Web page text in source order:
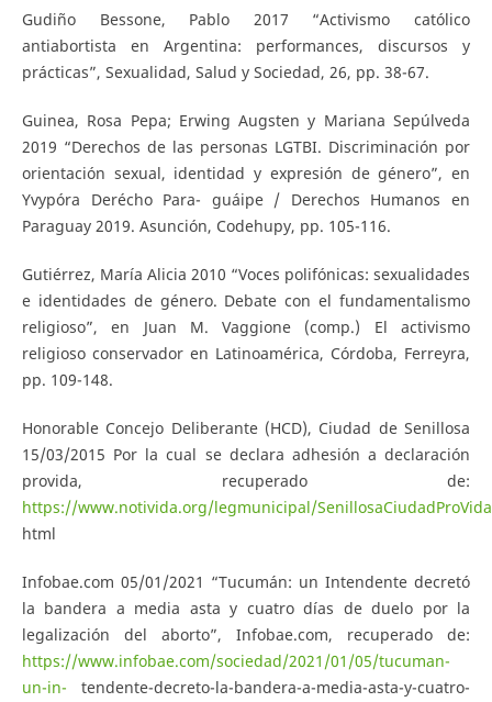
Gudiño Bessone, Pablo 2017 “Activismo católico
antiabortista en Argentina: performances, discursos y
prácticas”, Sexualidad, Salud y Sociedad, 26, pp. 38-67.
Guinea, Rosa Pepa; Erwing Augsten y Mariana Sepúlveda
2019 “Derechos de las personas LGTBI. Discriminación por
orientación sexual, identidad y expresión de género”, en
Yvypóra Derécho Para- guáipe / Derechos Humanos en
Paraguay 2019. Asunción, Codehupy, pp. 105-116.
Gutiérrez, María Alicia 2010 “Voces polifónicas: sexualidades
e identidades de género. Debate con el fundamentalismo
religioso”, en Juan M. Vaggione (comp.) El activismo
religioso conservador en Latinoamérica, Córdoba, Ferreyra,
pp. 109-148.
Honorable Concejo Deliberante (HCD), Ciudad de Senillosa
15/03/2015 Por la cual se declara adhesión a declaración
provida, recuperado de:
https://www.notivida.org/legmunicipal/SenillosaCiudadProVida
html
Infobae.com 05/01/2021 “Tucumán: un Intendente decretó
la bandera a media asta y cuatro días de duelo por la
legalización del aborto”, Infobae.com, recuperado de:
https://www.infobae.com/sociedad/2021/01/05/tucuman-
un-in- tendente-decreto-la-bandera-a-media-asta-y-cuatro-